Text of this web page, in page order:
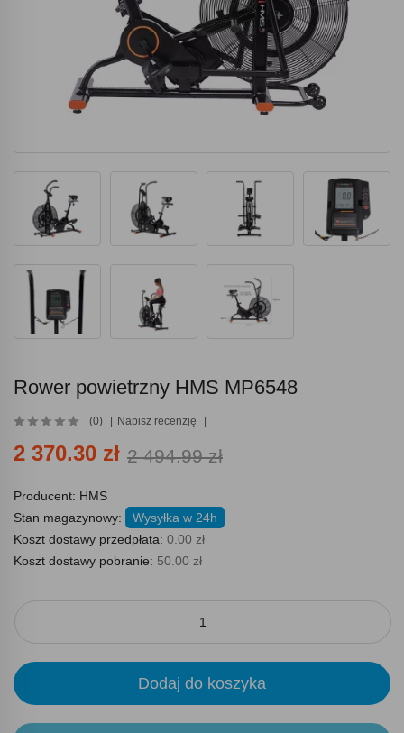
Rower powietrzny HMS MP6548
(0) Napisz recenzję
2 370.30 zł 2 494.99 zł
Producent: HMS
Stan magazynowy:
Wysyłka w 24h
Koszt dostawy przedpłata: 0.00 zł
Koszt dostawy pobranie: 50.00 zł
Dodaj do koszyka